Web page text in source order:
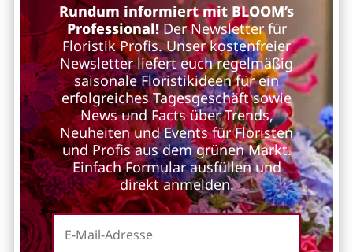
Rundum informiert mit BLOOM’s
Professional!Der Newsletter für
Floristik Profis. Unser kostenfreier
Newsletter liefert euch regelmäßig
saisonale Floristikideen für ein
erfolgreiches Tagesgeschäft sowie
News und Facts über Trends,
Neuheiten und Events für Floristen
und Profis aus dem grünen Markt.
Einfach Formular ausfüllen und
direkt anmelden.